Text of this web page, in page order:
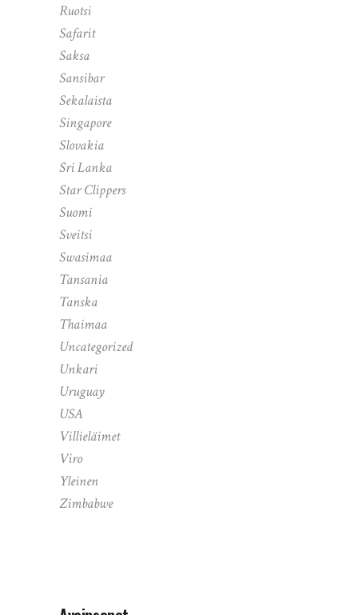
Ruotsi
Safarit
Saksa
Sansibar
Sekalaista
Singapore
Slovakia
Sri Lanka
Star Clippers
Suomi
Sveitsi
Swasimaa
Tansania
Tanska
Thaimaa
Uncategorized
Unkari
Uruguay
USA
Villieläimet
Viro
Yleinen
Zimbabwe